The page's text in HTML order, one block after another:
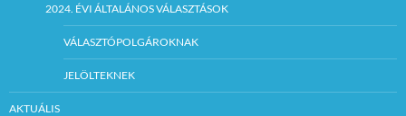
2024. ÉVI ÁLTALÁNOS VÁLASZTÁSOK
VÁLASZTÓPOLGÁROKNAK
JELÖLTEKNEK
AKTUÁLIS